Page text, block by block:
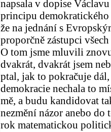
napsala v dopise
principu
že na jednání s
proporčně zástupci
O tom jsme mluvili
dvakrát, dvakrát jsem
ptal, jak to pokračuje
demokracie nechala to
mě, a budu kandidovat
nezmění názor anebo
rok matematickou